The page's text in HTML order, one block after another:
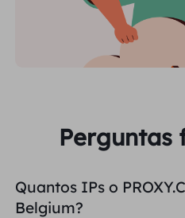
Perguntas
Quantos IPs o
Belgium?